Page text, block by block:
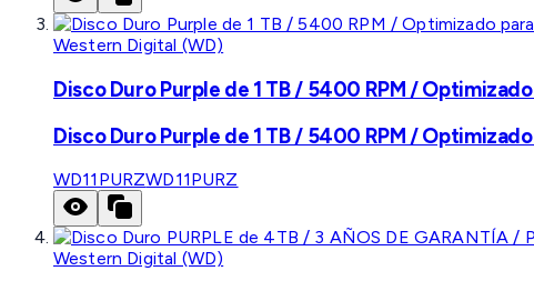
Western Digital (WD)
Disco Duro Purple de 1 TB / 5400 RPM /
Disco Duro Purple de 1 TB / 5400 RPM /
WD11PURZWD11PURZ
Western Digital (WD)